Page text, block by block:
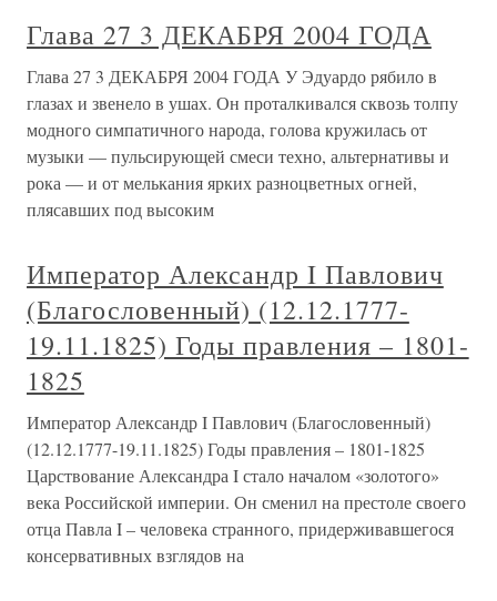
Глава 27 3 ДЕКАБРЯ 2004 ГОДА
Глава 27 3 ДЕКАБРЯ 2004 ГОДА У Эдуардо рябило в
глазах и звенело в ушах. Он проталкивался сквозь толпу
модного симпатичного народа, голова кружилась от
музыки — пульсирующей смеси техно, альтернативы и
рока — и от мелькания ярких разноцветных огней,
плясавших под высоким
Император Александр I Павлович
(Благословенный) (12.12.1777-
19.11.1825) Годы правления – 1801-
1825
Император Александр I Павлович (Благословенный)
(12.12.1777-19.11.1825) Годы правления – 1801-1825
Царствование Александра I стало началом «золотого»
века Российской империи. Он сменил на престоле своего
отца Павла I – человека странного, придерживавшегося
консервативных взглядов на